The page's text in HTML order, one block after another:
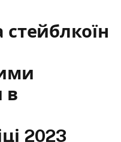
в
2023